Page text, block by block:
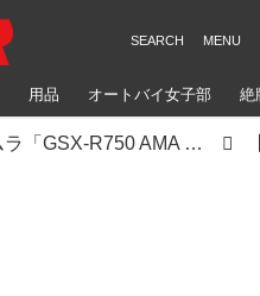
用品 オートバイ女子部 絶
ヨシムラ「GSX-R750 AMA SUPERBIKE」（1986）詳細解説【ヨシムラ伝】